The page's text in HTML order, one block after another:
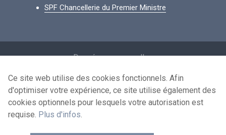
SPF Chancellerie du Premier Ministre
Données personnelles
Conditions de réutilisation
Contactez-nous
Ce site web utilise des cookies fonctionnels. Afin
d'optimiser votre expérience, ce site utilise également des
cookies optionnels pour lesquels votre autorisation est
requise. Plus d'infos.